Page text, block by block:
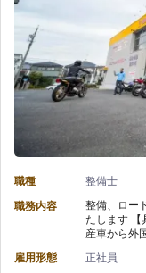
当
福
厚
生
好
き
尚
可/
年
株
会
レ
ッ
職種
整備士
職務内容
整備、ロー
たします 【
産車から外
雇用形態
正社員